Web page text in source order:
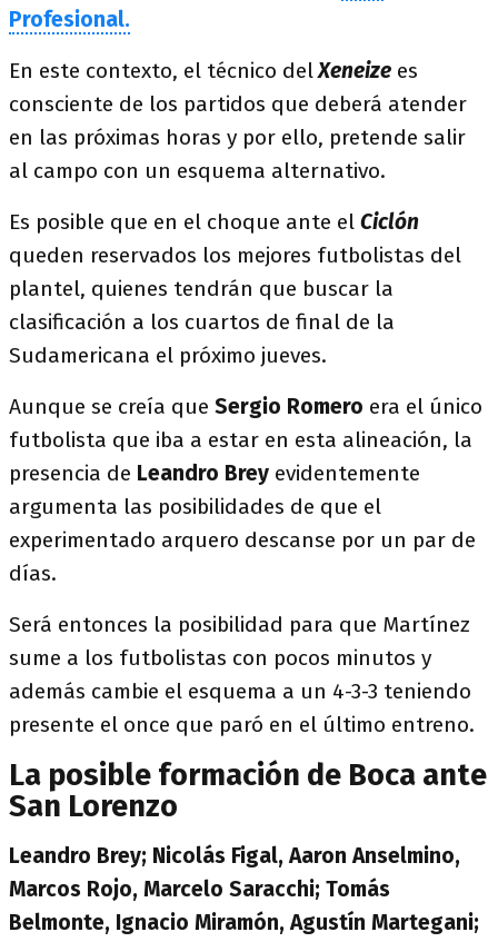
Profesional.
En este contexto, el técnico delXeneize es
consciente de los partidos que deberá atender
en las próximas horas y por ello, pretende salir
al campo con un esquema alternativo.
Es posible que en el choque ante el Ciclón
queden reservados los mejores futbolistas del
plantel, quienes tendrán que buscar la
clasificación a los cuartos de final de la
Sudamericana el próximo jueves.
Aunque se creía que Sergio Romero era el único
futbolista que iba a estar en esta alineación, la
presencia de Leandro Brey evidentemente
argumenta las posibilidades de que el
experimentado arquero descanse por un par de
días.
Será entonces la posibilidad para que Martínez
sume a los futbolistas con pocos minutos y
además cambie el esquema a un 4-3-3 teniendo
presente el once que paró en el último entreno.
La posible formación de Boca ante
San Lorenzo
Leandro Brey; Nicolás Figal, Aaron Anselmino,
Marcos Rojo, Marcelo Saracchi; Tomás
Belmonte, Ignacio Miramón, Agustín Martegani;